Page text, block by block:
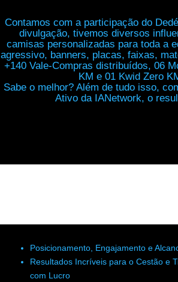
Contamos com a participação do
divulgação, tivemos diversos
camisas personalizadas para toda a
agressivo, banners, placas, faixas,
+140 Vale-Compras distribuídos, 06
KM e 01 Kwid Zero
Sabe o melhor? Além de tudo isso,
Ativo da IANetwork, o
Posicionamento, Engajamento e
Resultados Incríveis para o Cestão e
com Lucro